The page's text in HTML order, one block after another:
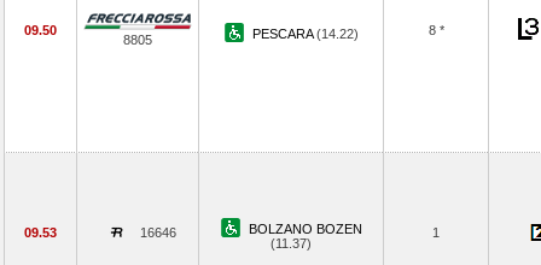
09.50
8805 PESCARA(14.22) 8 *
09.53 16646
BOLZANO BOZEN
(11.37)
1